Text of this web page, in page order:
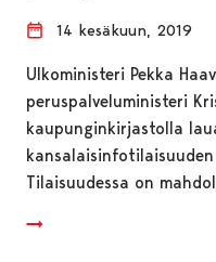
14 kesäkuun, 2019
Ulkoministeri Pekka
peruspalveluministeri
kaupunginkirjastolla
Tilaisuudessa on